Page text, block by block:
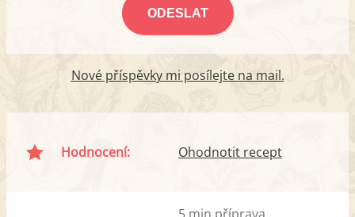
Nové příspěvky mi posílejte na mail.
Hodnocení: Ohodnotit recept